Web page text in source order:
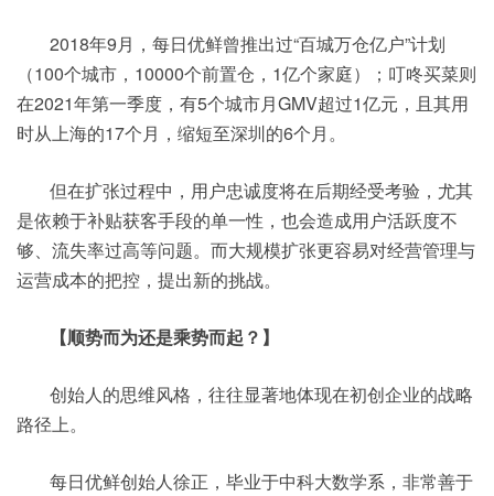
2018年9月，每日优鲜曾推出过“百城万仓亿户”计划
（100个城市，10000个前置仓，1亿个家庭）；叮咚买菜则
在2021年第一季度，有5个城市月GMV超过1亿元，且其用
时从上海的17个月，缩短至深圳的6个月。
但在扩张过程中，用户忠诚度将在后期经受考验，尤其
是依赖于补贴获客手段的单一性，也会造成用户活跃度不
够、流失率过高等问题。而大规模扩张更容易对经营管理与
运营成本的把控，提出新的挑战。
【顺势而为还是乘势而起？】
创始人的思维风格，往往显著地体现在初创企业的战略
路径上。
每日优鲜创始人徐正，毕业于中科大数学系，非常善于